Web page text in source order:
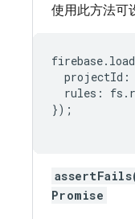
使用此方法可
firebase.
projectId :
rules : fs .
});
Promise